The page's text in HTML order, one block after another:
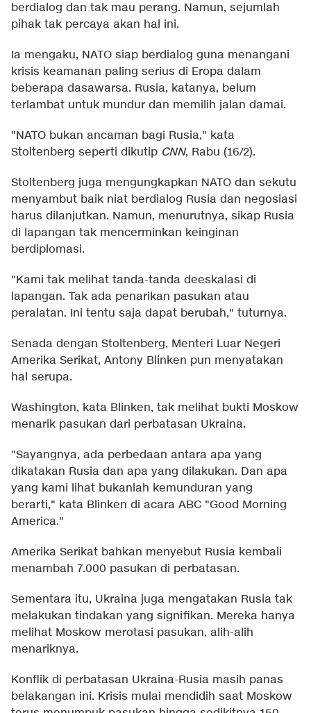
berdialog dan tak mau perang. Namun, sejumlah
pihak tak percaya akan hal ini.
Ia mengaku, NATO siap berdialog guna menangani
krisis keamanan paling serius di Eropa dalam
beberapa dasawarsa. Rusia, katanya, belum
terlambat untuk mundur dan memilih jalan damai.
"NATO bukan ancaman bagi Rusia," kata
Stoltenberg seperti dikutip CNN, Rabu (16/2).
Stoltenberg juga mengungkapkan NATO dan sekutu
menyambut baik niat berdialog Rusia dan negosiasi
harus dilanjutkan. Namun, menurutnya, sikap Rusia
di lapangan tak mencerminkan keinginan
berdiplomasi.
"Kami tak melihat tanda-tanda deeskalasi di
lapangan. Tak ada penarikan pasukan atau
peralatan. Ini tentu saja dapat berubah," tuturnya.
Senada dengan Stoltenberg, Menteri Luar Negeri
Amerika Serikat, Antony Blinken pun menyatakan
hal serupa.
Washington, kata Blinken, tak melihat bukti Moskow
menarik pasukan dari perbatasan Ukraina.
"Sayangnya, ada perbedaan antara apa yang
dikatakan Rusia dan apa yang dilakukan. Dan apa
yang kami lihat bukanlah kemunduran yang
berarti," kata Blinken di acara ABC "Good Morning
America."
Amerika Serikat bahkan menyebut Rusia kembali
menambah 7.000 pasukan di perbatasan.
Sementara itu, Ukraina juga mengatakan Rusia tak
melakukan tindakan yang signifikan. Mereka hanya
melihat Moskow merotasi pasukan, alih-alih
menariknya.
Konflik di perbatasan Ukraina-Rusia masih panas
belakangan ini. Krisis mulai mendidih saat Moskow